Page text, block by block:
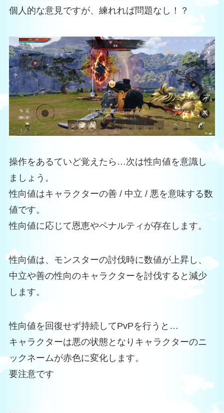
個人的な意見ですが、練れれば問題なし！？
操作をあるていど覚えたら…次は性向値を意識し
ましょう。
性向値はキャラクターの善 / 中立 / 悪を意味する数
値です。
性向値に応じて恩恵やペナルティが存在します。
性向値は、モンスターの討伐時に数値が上昇し、
中立や善の性向のキャラクターを討伐すると減少
します。
性向値を回復せず持続してPvPを行うと…
キャラクターは悪の状態となりキャラクターのニ
ックネームが赤色に変化します。
要注意です